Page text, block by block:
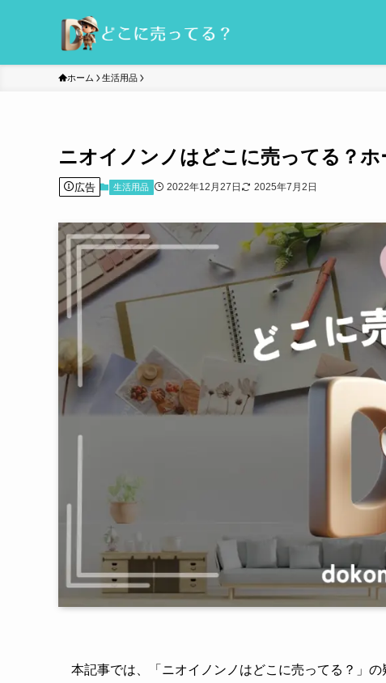
ホーム 生活用品
ニオイノンノはどこに売ってる？
広告 生活用品 2022年12月27日 2025年7月2日
本記事では、「ニオイノンノはどこに売ってる？」の